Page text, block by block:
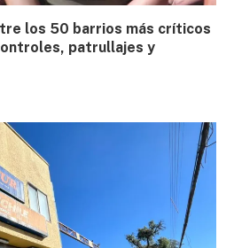
los 50 barrios más críticos
patrullajes y